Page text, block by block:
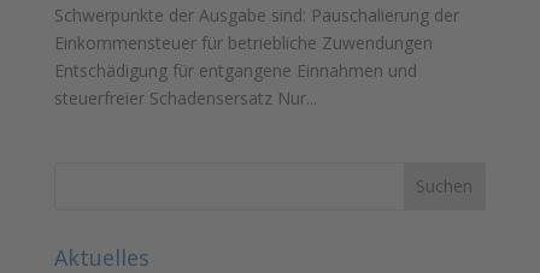
Schwerpunkte der Ausgabe sind: Pauschalierung der
Einkommensteuer für betriebliche Zuwendungen
Entschädigung für entgangene Einnahmen und
steuerfreier Schadensersatz Nur...
Aktuelles